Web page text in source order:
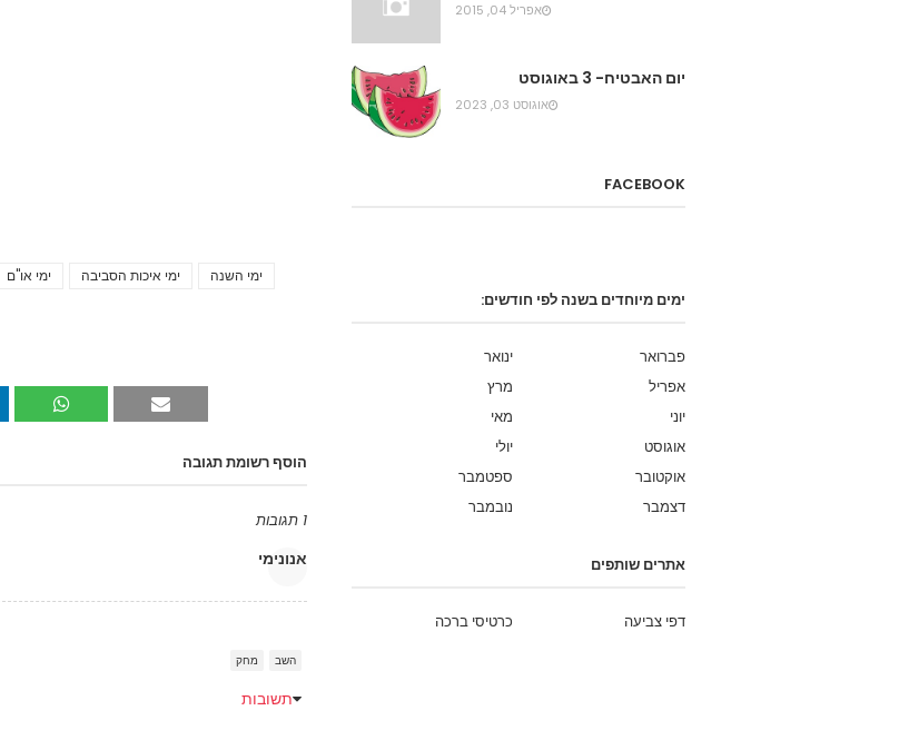
ימי או"ם ימי איכות הסביבה
ימי השנה
הוסף רשומת תגובה
1 תגובות
אנונימי
השב מחק
תשובות
אפריל 04, 2015
יום האבטיח- 3 באוגוסט
אוגוסט 03, 2023
FACEBOOK
ימים מיוחדים בשנה לפי חודשים:
ינואר
פברואר
מרץ
אפריל
מאי
יוני
יולי
אוגוסט
ספטמבר
אוקטובר
נובמבר
דצמבר
אתרים שותפים
כרטיסי ברכה דפי צביעה